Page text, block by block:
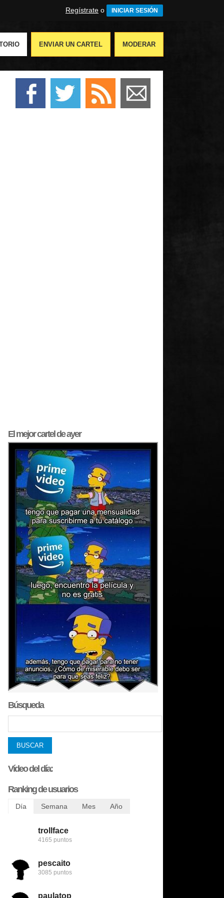
Regístrate o INICIAR SESIÓN
ENVIAR UN CARTEL MODERAR
El mejorcartel de ayer
Búsqueda
Vídeo del día:
Ranking de usuarios
Día
trollface
4165 puntos
pescaito
3085 puntos
paulatop
Semana
trollface
6456 puntos
123despasito
5345 puntos
mariettachesnut
Mes
bobobobs
8509 puntos
nomedigas
8422 puntos
trollface
Año
bobobobs
272731 puntos
flamenquin
240782 puntos
patatabrava